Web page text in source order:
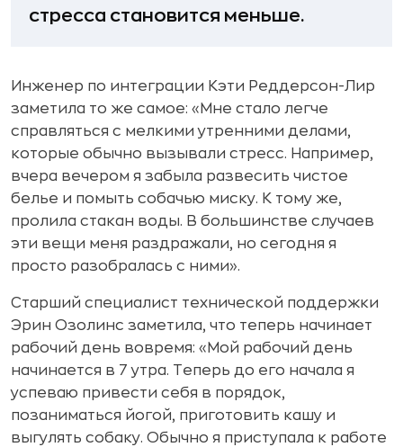
стресса становится меньше.
Инженер по интеграции Кэти Реддерсон-Лир
заметила то же самое: «Мне стало легче
справляться с мелкими утренними делами,
которые обычно вызывали стресс. Например,
вчера вечером я забыла развесить чистое
белье и помыть собачью миску. К тому же,
пролила стакан воды. В большинстве случаев
эти вещи меня раздражали, но сегодня я
просто разобралась с ними».
Старший специалист технической поддержки
Эрин Озолинс заметила, что теперь начинает
рабочий день вовремя: «Мой рабочий день
начинается в 7 утра. Теперь до его начала я
успеваю привести себя в порядок,
позаниматься йогой, приготовить кашу и
выгулять собаку. Обычно я приступала к работе